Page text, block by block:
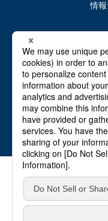
情
サイト利用
Cookieポリシー